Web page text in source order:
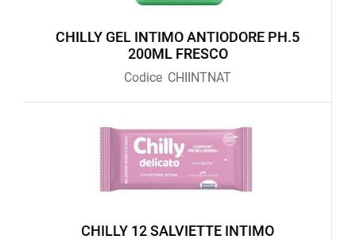
CHILLY GEL INTIMO ANTIODORE PH.5
200ML FRESCO
Codice CHIINTNAT
CHILLY 12 SALVIETTE INTIMO